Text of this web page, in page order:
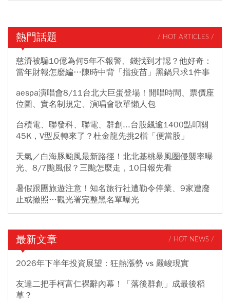
熱門話題 / HOT ARTICLES /
慈濟被騙10億為何5年不報警、錢找到才認？他好奇：
當年財報怎麼編…陳時中背「擋疫苗」黑鍋只求1件事
aespa演唱會8/11台北大巨蛋登場！開唱時間、票價座
位圖、實名制規定、演唱會歌單懶人包
台積電、聯發科、聯電、群創...台股飆逾1400點叩關
45K，V型反轉來了？杜金龍先挑2檔「便當股」
天氣／白海豚颱風最新路徑！北北基桃暴風圈侵襲率曝
光、8/7颱風假？三颱怎麼走，10日報先看
暑假跟團旅遊注意！知名旅行社遭勒令停業、9家遭廢
止或撤照…觀光署完整黑名單曝光
最新文章 / HOT NEWS /
2026年下半年投資展望：狂熱漲勢 vs 嚴峻現實
友達二把手柯富仁裸辭內幕！「落後群創」成最後稻
草？